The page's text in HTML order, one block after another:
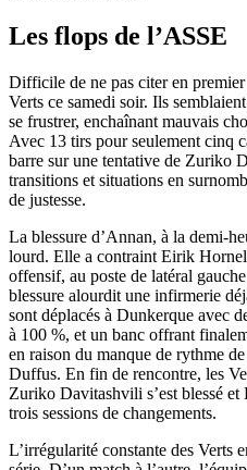
Les flops de l’ASSE
Difficile de ne pas citer en
Verts ce samedi soir. Ils
se frustrer, enchaînant mauvais
Avec 13 tirs pour seulement cinq
barre sur une tentative de Zuriko
transitions et situations en
de justesse.
La blessure d’Annan, à la demi-
lourd. Elle a contraint Eirik
offensif, au poste de latéral
blessure alourdit une infirmerie
sont déplacés à Dunkerque avec
à 100 %, et un banc offrant
en raison du manque de rythme
Duffus. En fin de rencontre, les
Zuriko Davitashvili s’est blessé
trois sessions de changements.
L’irrégularité constante des Verts